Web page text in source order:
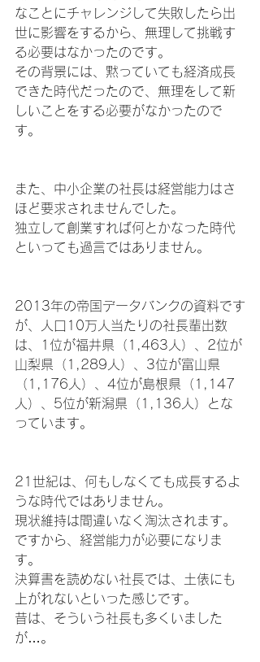
なことにチャレンジして失敗したら出
世に影響をするから、無理して挑戦す
る必要はなかったのです。
その背景には、黙っていても経済成長
できた時代だったので、無理をして新
しいことをする必要がなかったので
す。
また、中小企業の社長は経営能力はさ
ほど要求されませんでした。
独立して創業すれば何とかなった時代
といっても過言ではありません。
2013年の帝国データバンクの資料です
が、人口10万人当たりの社長輩出数
は、1位が福井県（1,463人）、2位が
山梨県（1,289人）、3位が富山県
（1,176人）、4位が島根県（1,147
人）、5位が新潟県（1,136人）とな
っています。
21世紀は、何もしなくても成長するよ
うな時代ではありません。
現状維持は間違いなく淘汰されます。
ですから、経営能力が必要になりま
す。
決算書を読めない社長では、土俵にも
上がれないといった感じです。
昔は、そういう社長も多くいました
が…。